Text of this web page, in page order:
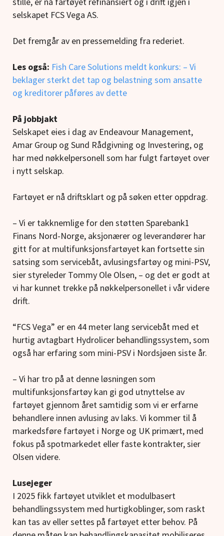
selskapet FCS Vega AS.
Det fremgår av en pressemelding fra rederiet.
Les også: Fish Care Solutions meldt konkurs: – Vi
beklager sterkt det tap og belastning som ansatte
og kreditorer påføres av dette
På jobbjakt
Selskapet eies i dag av Endeavour Management,
Amar Group og Sund Rådgivning og Investering, og
har med nøkkelpersonell som har fulgt fartøyet over
i nytt selskap.
Fartøyet er nå driftsklart og på søken etter oppdrag.
– Vi er takknemlige for den støtten Sparebank1
Finans Nord-Norge, aksjonærer og leverandører har
gitt for at multifunksjonsfartøyet kan fortsette sin
satsing som servicebåt, avlusingsfartøy og mini-PSV,
sier styreleder Tommy Ole Olsen, – og det er godt at
vi har kunnet trekke på nøkkelpersonellet i vår videre
drift.
“FCS Vega” er en 44 meter lang servicebåt med et
hurtig avtagbart Hydrolicer behandlingssystem, som
også har erfaring som mini-PSV i Nordsjøen siste år.
– Vi har tro på at denne løsningen som
multifunksjonsfartøy kan gi god utnyttelse av
fartøyet gjennom året samtidig som vi er erfarne
behandlere innen avlusing av laks. Vi kommer til å
markedsføre fartøyet i Norge og UK primært, med
fokus på spotmarkedet eller faste kontrakter, sier
Olsen videre.
Lusejeger
I 2025 fikk fartøyet utviklet et modulbasert
behandlingssystem med hurtigkoblinger, som raskt
kan tas av eller settes på fartøyet etter behov. På